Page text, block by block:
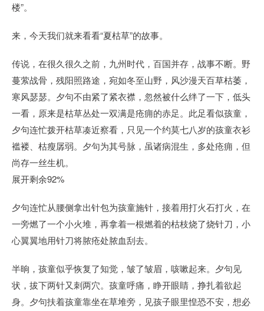
楼”。
来，今天我们就来看看“夏枯草”的故事。
传说，在很久很久之前，九州时代，百国并存，战事不断。野
蔓萦战骨，残阳照路途，宛如冬至山野，风沙漫天百草枯萎，
寒风瑟瑟。夕句不由紧了紧衣襟，忽然被什么绊了一下，低头
一看，原来是枯草丛处一双满是疮痈的赤足。此足看似孩童，
夕句连忙拨开枯草凑近察看，只见一个约莫七八岁的孩童衣衫
褴褛、枯瘦孱弱。夕句为其号脉，虽诸病混生，多处疮痈，但
尚存一丝生机。
展开剩余92%
夕句连忙从腰侧拿出针包为孩童施针，接着用打火石打火，在
一旁燃了一个小火堆，再拿着一根燃着的枯枝烧了烧针刀，小
心翼翼地用针刀将脓疮处脓血刮去。
半晌，孩童似乎恢复了知觉，皱了皱眉，咳嗽起来。夕句见
状，拔下两针又刺两穴。孩童呼痛，睁开眼睛，挣扎着欲起
身。夕句扶着孩童靠坐在草堆旁，见孩子眼里惶恐不安，想必